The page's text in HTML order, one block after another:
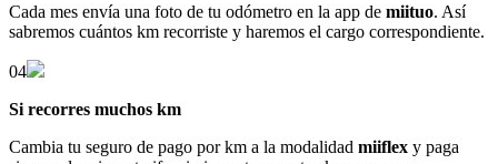
Cada mes envía una foto de tu odómetro en la app de miituo. Así
sabremos cuántos km recorriste y haremos el cargo correspondiente.
04
Si recorres muchos km
Cambia tu seguro de pago por km a la modalidad miiflex y paga